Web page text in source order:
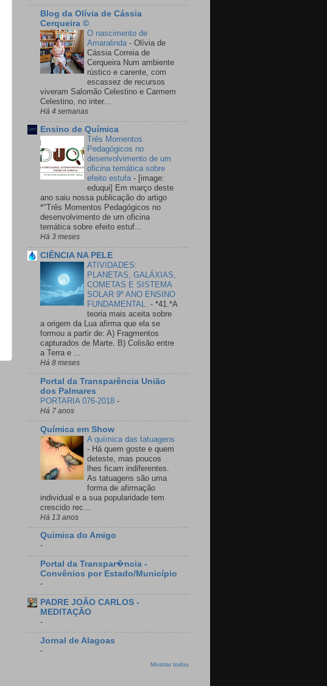
Blog da Olívia de Cássia
Cerqueira ©
O nascimento de
Amaralinda - Olívia de
Cássia Correia de
Cerqueira Num ambiente
rústico e carente, com
escassez de recursos
viveram Salomão Celestino e Carmem
Celestino, no inter...
Há 4 semanas
Ensino de Química
Três Momentos
Pedagógicos no
desenvolvimento de um
oficina temática sobre
efeito estufa - [image:
eduqui] Em março deste
ano saiu nossa publicação do artigo
*"Três Momentos Pedagógicos no
desenvolvimento de um oficina
temática sobre efeito estuf...
Há 3 meses
CIÊNCIA NA PELE
ATIVIDADES:
PLANETAS, GALÁXIAS,
COMETAS E SISTEMA
SOLAR 9º ANO ENSINO
FUNDAMENTAL. - *41.*A
teoria mais aceita sobre
a origem da Lua afirma que ela se
formou a partir de: A) Fragmentos
capturados de Marte. B) Colisão entre
a Terra e ...
Há 8 meses
Portal da Transparência União
dos Palmares
PORTARIA 076-2018 -
Há 7 anos
Química em Show
A química das tatuagens
- Há quem goste e quem
deteste, mas poucos
lhes ficam indiferentes.
As tatuagens são uma
forma de afirmação
individual e a sua popularidade tem
crescido rec...
Há 13 anos
Quimica do Amigo
-
Portal da Transpar�ncia -
Convênios por Estado/Município
-
PADRE JOÃO CARLOS -
MEDITAÇÃO
-
Jornal de Alagoas
-
Mostrar todos